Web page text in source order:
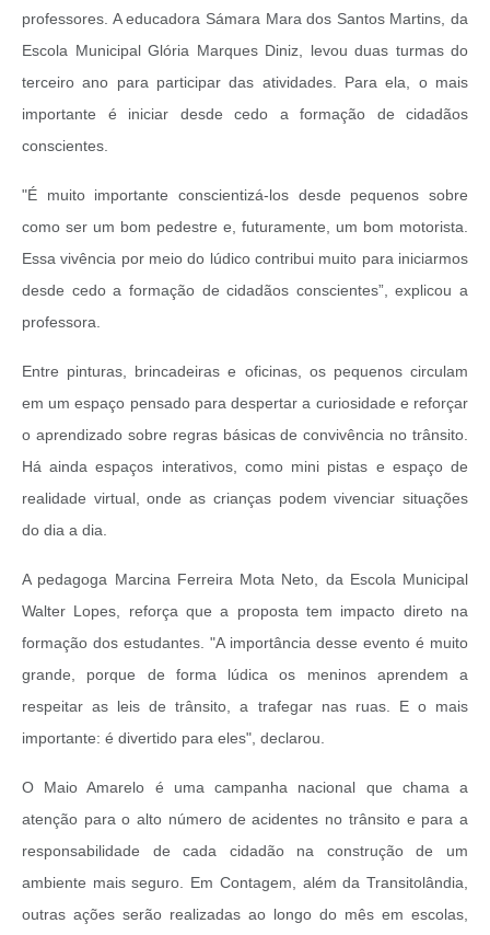
professores. A educadora Sámara Mara dos Santos Martins, da
Escola Municipal Glória Marques Diniz, levou duas turmas do
terceiro ano para participar das atividades. Para ela, o mais
importante é iniciar desde cedo a formação de cidadãos
conscientes.
"É muito importante conscientizá-los desde pequenos sobre
como ser um bom pedestre e, futuramente, um bom motorista.
Essa vivência por meio do lúdico contribui muito para iniciarmos
desde cedo a formação de cidadãos conscientes”, explicou a
professora.
Entre pinturas, brincadeiras e oficinas, os pequenos circulam
em um espaço pensado para despertar a curiosidade e reforçar
o aprendizado sobre regras básicas de convivência no trânsito.
Há ainda espaços interativos, como mini pistas e espaço de
realidade virtual, onde as crianças podem vivenciar situações
do dia a dia.
A pedagoga Marcina Ferreira Mota Neto, da Escola Municipal
Walter Lopes, reforça que a proposta tem impacto direto na
formação dos estudantes. "A importância desse evento é muito
grande, porque de forma lúdica os meninos aprendem a
respeitar as leis de trânsito, a trafegar nas ruas. E o mais
importante: é divertido para eles", declarou.
O Maio Amarelo é uma campanha nacional que chama a
atenção para o alto número de acidentes no trânsito e para a
responsabilidade de cada cidadão na construção de um
ambiente mais seguro. Em Contagem, além da Transitolândia,
outras ações serão realizadas ao longo do mês em escolas,